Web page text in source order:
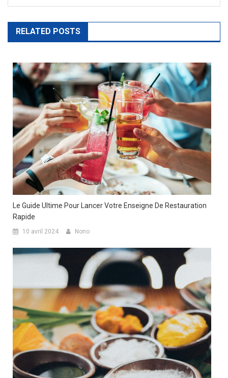
RELATED POSTS
Le Guide Ultime Pour Lancer Votre Enseigne De Restauration
Rapide
10 avril 2024 Nono